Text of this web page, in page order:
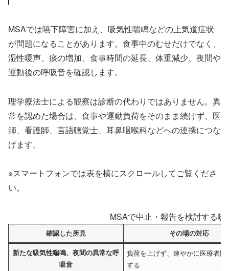
MSAでは嚥下障害に加え、吸気性喘鳴などの上気道症状
が問題になることがあります。食事中のむせだけでなく、
湿性嗄声、痰の増加、食事時間の延長、体重減少、夜間や
運動後の呼吸音を確認します。
理学療法士による観察は診断の代わりではありません。異
常を認めた場合は、食事や運動負荷をそのまま続けず、医
師、看護師、言語聴覚士、耳鼻咽喉科などへの連携につな
げます。
※スマートフォンでは表を横にスクロールしてご覧くださ
い。
MSAで中止・報告を検討する嚥
確認した所見 その場の対応
新たな吸気性喘鳴、夜間の異常な呼
吸音
負荷を上げず、速やかに医療者間
する